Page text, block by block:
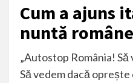
Cum a ajuns
nuntă
„Autostop România! Să
Să vedem dacă oprește